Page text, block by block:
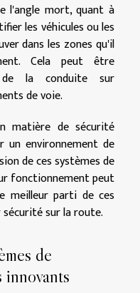
l'angle mort, quant à
les véhicules ou les
dans les zones qu'il
Cela peut être
la conduite sur
de voie.
matière de sécurité
un environnement de
de ces systèmes de
fonctionnement peut
meilleur parti de ces
sur la route.
de